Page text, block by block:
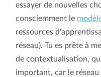
essayer de nouvelles
consciemment le
ressources
réseau). Tu es prête à
de contextualisation,
important, car le